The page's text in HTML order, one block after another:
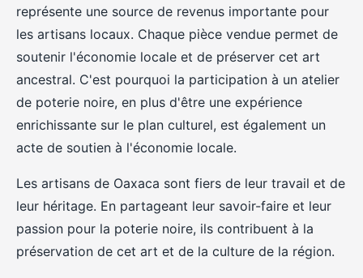
représente une source de revenus importante pour
les artisans locaux. Chaque pièce vendue permet de
soutenir l'économie locale et de préserver cet art
ancestral. C'est pourquoi la participation à un atelier
de poterie noire, en plus d'être une expérience
enrichissante sur le plan culturel, est également un
acte de soutien à l'économie locale.
Les artisans de Oaxaca sont fiers de leur travail et de
leur héritage. En partageant leur savoir-faire et leur
passion pour la poterie noire, ils contribuent à la
préservation de cet art et de la culture de la région.